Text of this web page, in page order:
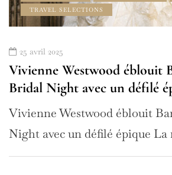
TRAVEL SELECTIONS
25 avril 2025
Vivienne Westwood éblouit
Bridal Night avec un défilé
Vivienne Westwood éblouit
Night avec un défilé épique